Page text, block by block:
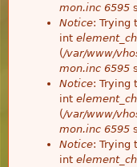
mon.inc 6595
Notice: Trying
int
(/var/www/
mon.inc 6595
Notice: Trying
int
(/var/www/
mon.inc 6595
Notice: Trying
int